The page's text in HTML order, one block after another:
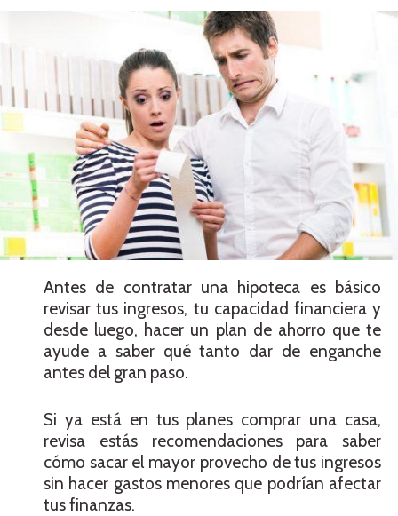
Antes de contratar una hipoteca es básico
revisar tus ingresos, tu capacidad financiera y
desde luego, hacer un plan de ahorro que te
ayude a saber qué tanto dar de enganche
antes del gran paso.
Si ya está en tus planes comprar una casa,
revisa estás recomendaciones para saber
cómo sacar el mayor provecho de tus ingresos
sin hacer gastos menores que podrían afectar
tus finanzas.